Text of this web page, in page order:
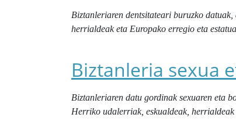
Biztanleriaren dentsitateari buruzko
herrialdeak eta Europako erregio eta
Biztanleria sexua
Biztanleriaren datu gordinak sexuaren eta
Herriko udalerriak, eskualdeak,